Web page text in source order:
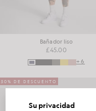
Bañador liso
£45.00
+6
50% DE DESCUENTO
Su privacidad